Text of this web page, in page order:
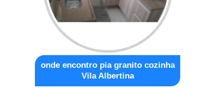
onde encontro pia granito cozinha
Vila Albertina